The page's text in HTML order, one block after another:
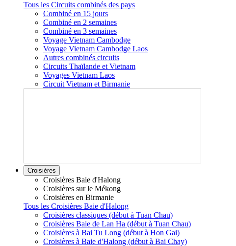
Tous les Circuits combinés des pays
Combiné en 15 jours
Combiné en 2 semaines
Combiné en 3 semaines
Voyage Vietnam Cambodge
Voyage Vietnam Cambodge Laos
Autres combinés circuits
Circuits Thaïlande et Vietnam
Voyages Vietnam Laos
Circuit Vietnam et Birmanie
Croisières
Croisières Baie d'Halong
Croisières sur le Mékong
Croisières en Birmanie
Tous les Croisières Baie d'Halong
Croisières classiques (début à Tuan Chau)
Croisières Baie de Lan Ha (début à Tuan Chau)
Croisières à Bai Tu Long (début à Hon Gai)
Croisières à Baie d'Halong (début à Bai Chay)